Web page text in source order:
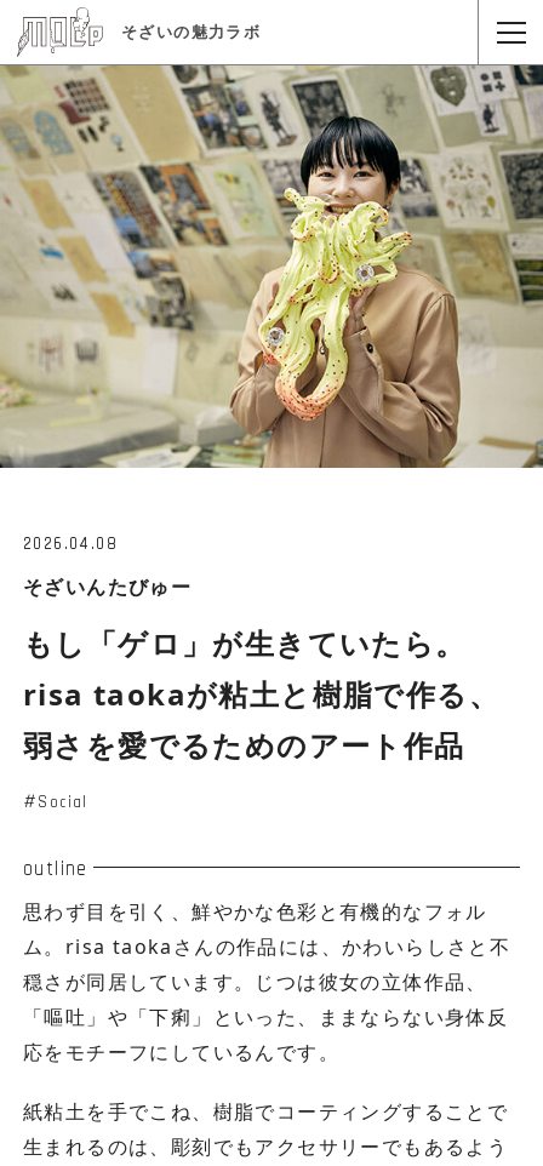
そざいの魅力ラボ
2026.04.08
そざいんたびゅー
もし「ゲロ」が生きていたら。
risa taokaが粘土と樹脂で作る、
弱さを愛でるためのアート作品
Social
outline
思わず目を引く、鮮やかな色彩と有機的なフォル
ム。risa taokaさんの作品には、かわいらしさと不
穏さが同居しています。じつは彼女の立体作品、
「嘔吐」や「下痢」といった、ままならない身体反
応をモチーフにしているんです。
紙粘土を手でこね、樹脂でコーティングすることで
生まれるのは、彫刻でもアクセサリーでもあるよう